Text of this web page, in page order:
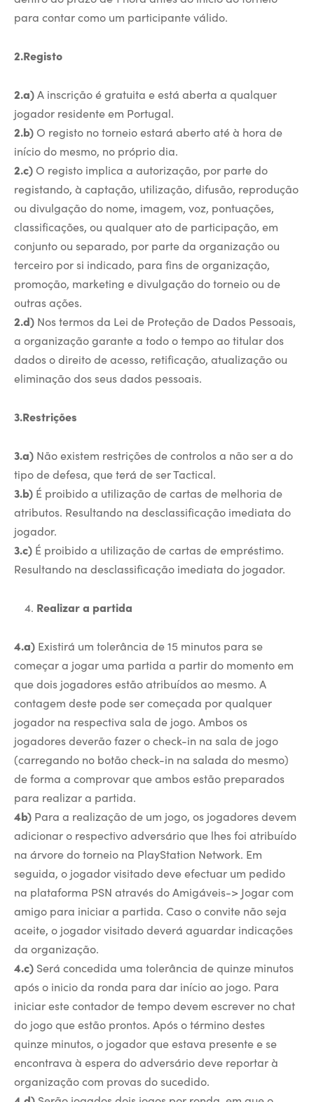
para contar como um participante válido.​
2.Registo
2.a)A inscrição é gratuita e está aberta a qualquer
jogador residente em Portugal.
2.b)O registo no torneio estará aberto até à hora de
início do mesmo, no próprio dia.
2.c)O registo implica a autorização, por parte do
registando, à captação, utilização, difusão, reprodução
ou divulgação do nome, imagem, voz, pontuações,
classificações, ou qualquer ato de participação, em
conjunto ou separado, por parte da organização ou
terceiro por si indicado, para fins de organização,
promoção, marketing e divulgação do torneio ou de
outras ações.
2.d) Nos termos da Lei de Proteção de Dados Pessoais,
a organização garante a todo o tempo ao titular dos
dados o direito de acesso, retificação, atualização ou
eliminação dos seus dados pessoais.
3.Restrições
3.a) Não existem restrições de controlos a não ser a do
tipo de defesa, que terá de ser Tactical.
3.b) É proibido a utilização de cartas de melhoria de
atributos. Resultando na desclassificação imediata do
jogador.
3.c) É proibido a utilização de cartas de empréstimo.
Resultando na desclassificação imediata do jogador.
Realizar a partida
4.a) Existirá um tolerância de 15 minutos para se
começar a jogar uma partida a partir do momento em
que dois jogadores estão atribuídos ao mesmo. A
contagem deste pode ser começada por qualquer
jogador na respectiva sala de jogo. Ambos os
jogadores deverão fazer o check-in na sala de jogo
(carregando no botão check-in na salada do mesmo)
de forma a comprovar que ambos estão preparados
para realizar a partida.
4b) Para a realização de um jogo, os jogadores devem
adicionar o respectivo adversário que lhes foi atribuído
na árvore do torneio na PlayStation Network. Em
seguida, o jogador visitado deve efectuar um pedido
na plataforma PSN através do Amigáveis-> Jogar com
amigo para iniciar a partida. Caso o convite não seja
aceite, o jogador visitado deverá aguardar indicações
da organização.
4.c) Será concedida uma tolerância de quinze minutos
após o inicio da ronda para dar início ao jogo. Para
iniciar este contador de tempo devem escrever no chat
do jogo que estão prontos. Após o término destes
quinze minutos, o jogador que estava presente e se
encontrava à espera do adversário deve reportar à
organização com provas do sucedido.